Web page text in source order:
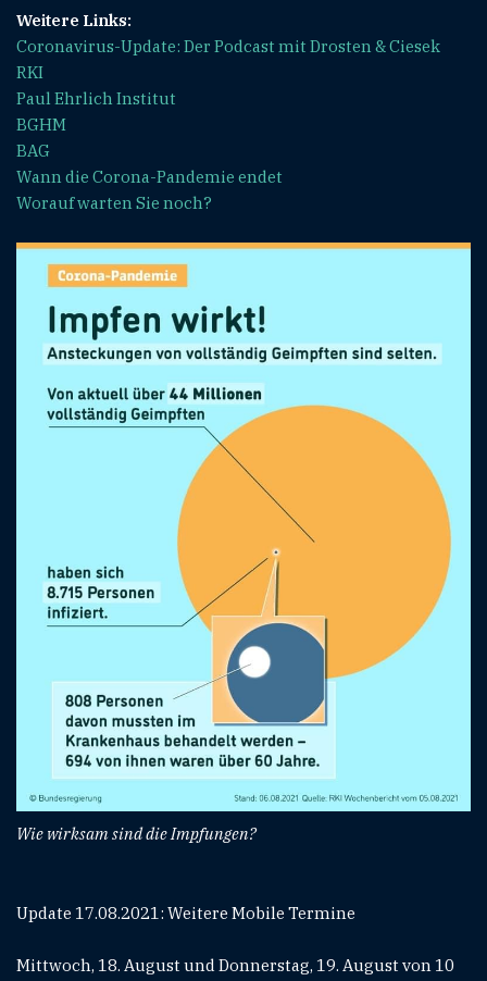
Weitere Links:
Coronavirus-Update: Der Podcast mit Drosten & Ciesek
RKI
Paul Ehrlich Institut
BGHM
BAG
Wann die Corona-Pandemie endet
Worauf warten Sie noch?
Wie wirksam sind die Impfungen?
Update 17.08.2021: Weitere Mobile Termine
Mittwoch, 18. August und Donnerstag, 19. August von 10